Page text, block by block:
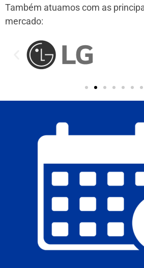
Também atuamos com as
mercado: